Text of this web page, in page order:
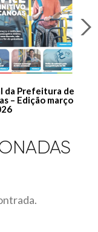
da Prefeitura de
– Edição março